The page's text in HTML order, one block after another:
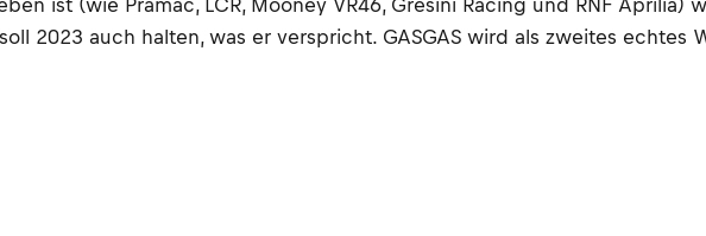
ist (wie Pramac, LCR, Mooney VR46, Gresini Racing und RNF Aprilia)
2023 auch halten, was er verspricht. GASGAS wird als zweites echtes